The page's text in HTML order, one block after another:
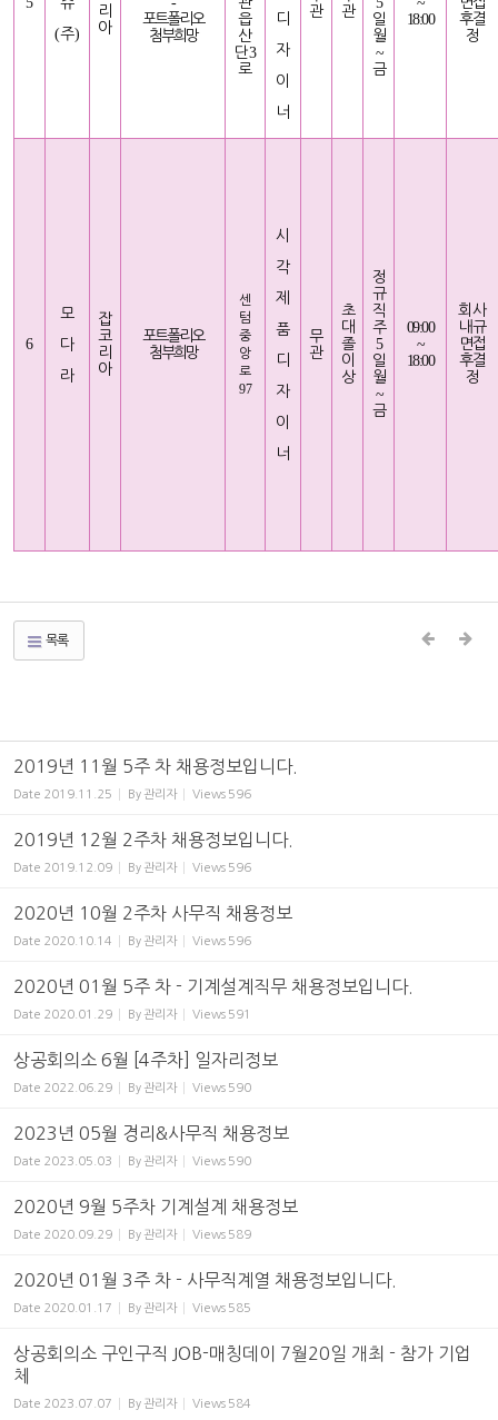
(주)
리
아
포트폴리오
첨부희망
읍
산
단3
로
디
자
이
너
관
관
일
월
~
금
18:00
후결
정
6
모
다
라
잡
코
리
아
포트폴리오
첨부희망
센
텀
중
앙
로
97
시
각
제
품
디
자
이
너
무
관
초
대
졸
이
상
정
규
직
주
5
일
월
~
금
09:00
~
18:00
회사
내규
면접
후결
정
목록
2019년 11월 5주 차 채용정보입니다.
Date 2019.11.25 By 관리자 Views 596
2019년 12월 2주차 채용정보입니다.
Date 2019.12.09 By 관리자 Views 596
2020년 10월 2주차 사무직 채용정보
Date 2020.10.14 By 관리자 Views 596
2020년 01월 5주 차 - 기계설계직무 채용정보입니다.
Date 2020.01.29 By 관리자 Views 591
상공회의소 6월 [4주차] 일자리정보
Date 2022.06.29 By 관리자 Views 590
2023년 05월 경리&사무직 채용정보
Date 2023.05.03 By 관리자 Views 590
2020년 9월 5주차 기계설계 채용정보
Date 2020.09.29 By 관리자 Views 589
2020년 01월 3주 차 - 사무직계열 채용정보입니다.
Date 2020.01.17 By 관리자 Views 585
상공회의소 구인구직 JOB-매칭데이 7월20일 개최 - 참가 기업
체
Date 2023.07.07 By 관리자 Views 584